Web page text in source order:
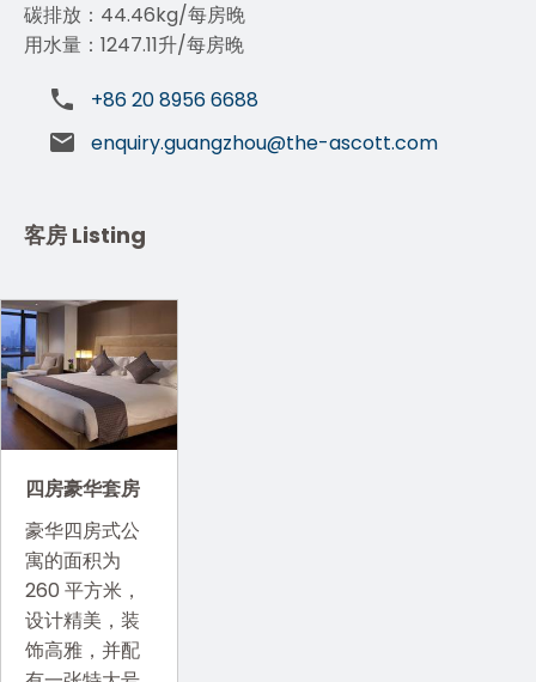
碳排放：44.46kg/每房晚
用水量：1247.11升/每房晚
+86 20 8956 6688
enquiry.guangzhou@the-ascott.com
客房 Listing
四房豪华套房
豪华四房式公
寓的面积为
260 平方米，
设计精美，装
饰高雅，并配